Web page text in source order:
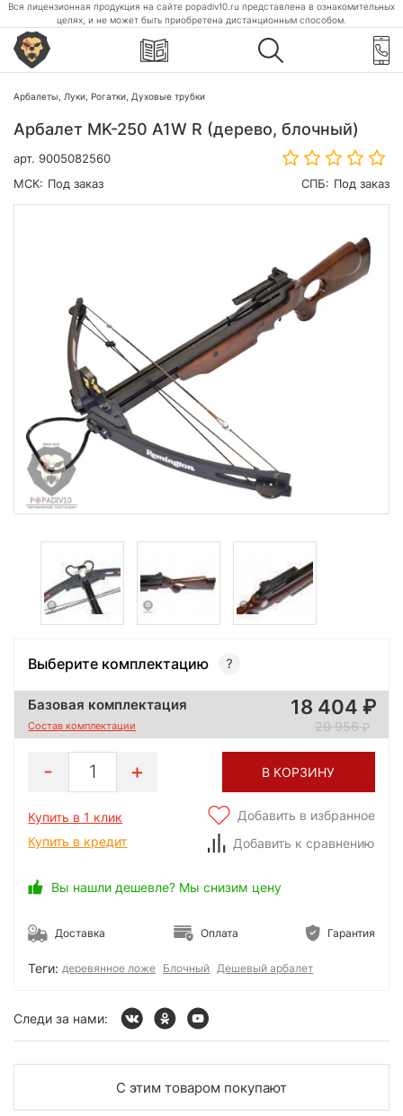
Вся лицензионная продукция на сайте popadiv10.ru представлена в ознакомительных
целях, и не может быть приобретена дистанционным способом.
Арбалеты, Луки, Рогатки, Духовые трубки
Арбалет MK-250 A1W R (дерево, блочный)
арт. 9005082560
МСК: Под заказ СПБ: Под заказ
Выберите комплектацию
Базовая комплектация
Состав комплектации
18 404
20 956
1 В КОРЗИНУ
Купить в 1 клик
Купить в кредит
Добавить в избранное
Добавить к сравнению
Вы нашли дешевле? Мы снизим цену
Доставка Оплата Гарантия
Теги: деревянное ложе Блочный Дешевый арбалет
Следи за нами:
С этим товаром покупают